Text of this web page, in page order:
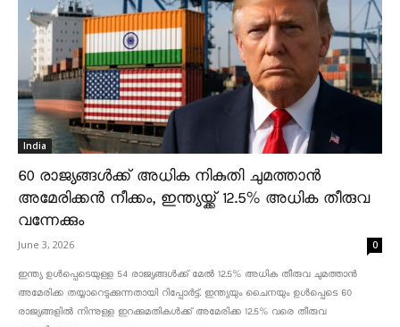
India
60 രാജ്യങ്ങൾക്ക് അധിക നികുതി ചുമത്താൻ
അമേരിക്കൻ നീക്കം, ഇന്ത്യയ്ക്ക് 12.5% അധിക തീരുവ
വന്നേക്കും
June 3, 2026 0
ഇന്ത്യ ഉൾപ്പെടെയുള്ള 54 രാജ്യങ്ങൾക്ക് മേൽ 12.5% അധിക തീരുവ ചുമത്താൻ
അമേരിക്ക തയ്യാറെടുക്കുന്നതായി റിപ്പോർട്ട്. ഇന്ത്യയും ചൈനയും ഉൾപ്പെടെ 60
രാജ്യങ്ങളിൽ നിന്നുള്ള ഇറക്കുമതികൾക്ക് അമേരിക്ക 12.5% ​​വരെ തീരുവ